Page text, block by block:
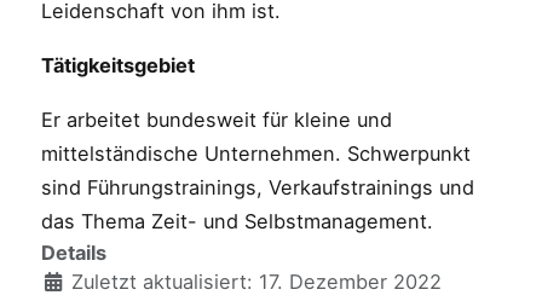
Leidenschaft von ihm ist.
Tätigkeitsgebiet
Er arbeitet bundesweit für kleine und
mittelständische Unternehmen. Schwerpunkt
sind Führungstrainings, Verkaufstrainings und
das Thema Zeit- und Selbstmanagement.
Details
Zuletzt aktualisiert: 17. Dezember 2022